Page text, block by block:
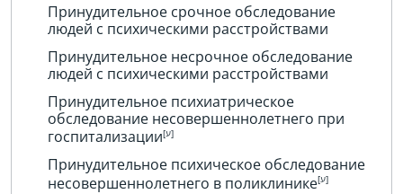
Принудительное срочное обследование
людей с психическими расстройствами
Принудительное несрочное обследование
людей с психическими расстройствами
Принудительное психиатрическое
обследование несовершеннолетнего при
госпитализации
Принудительное психическое обследование
несовершеннолетнего в поликлинике